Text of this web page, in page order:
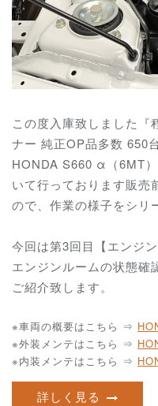
この度入庫致しました『
ナー 純正OP品多数 650
HONDA S660 α（6MT
いて行っております販売
ので、作業の様子をシリ
今回は第3回目【エンジ
エンジンルームの状態確
ご紹介致します。
※車両の概要はこちら ⇒
※外装メンテはこちら ⇒
※内装メンテはこちら ⇒
詳しく見る